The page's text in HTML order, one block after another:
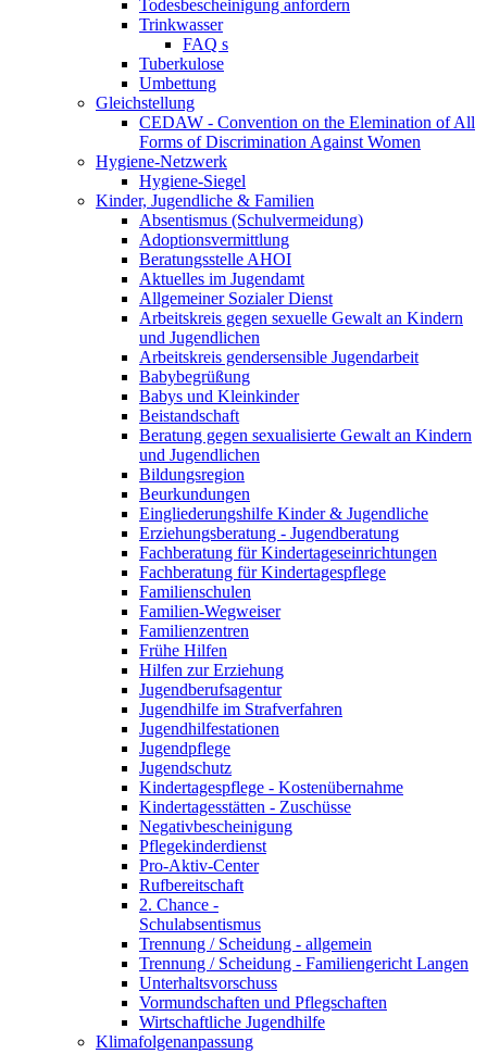
Todesbescheinigung anfordern
Trinkwasser
FAQ s
Tuberkulose
Umbettung
Gleichstellung
CEDAW - Convention on the Elemination of All
Forms of Discrimination Against Women
Hygiene-Netzwerk
Hygiene-Siegel
Kinder, Jugendliche & Familien
Absentismus (Schulvermeidung)
Adoptionsvermittlung
Beratungsstelle AHOI
Aktuelles im Jugendamt
Allgemeiner Sozialer Dienst
Arbeitskreis gegen sexuelle Gewalt an Kindern
und Jugendlichen
Arbeitskreis gendersensible Jugendarbeit
Babybegrüßung
Babys und Kleinkinder
Beistandschaft
Beratung gegen sexualisierte Gewalt an Kindern
und Jugendlichen
Bildungsregion
Beurkundungen
Eingliederungshilfe Kinder & Jugendliche
Erziehungsberatung - Jugendberatung
Fachberatung für Kindertageseinrichtungen
Fachberatung für Kindertagespflege
Familienschulen
Familien-Wegweiser
Familienzentren
Frühe Hilfen
Hilfen zur Erziehung
Jugendberufsagentur
Jugendhilfe im Strafverfahren
Jugendhilfestationen
Jugendpflege
Jugendschutz
Kindertagespflege - Kostenübernahme
Kindertagesstätten - Zuschüsse
Negativbescheinigung
Pflegekinderdienst
Pro-Aktiv-Center
Rufbereitschaft
2. Chance -
Schulabsentismus
Trennung / Scheidung - allgemein
Trennung / Scheidung - Familiengericht Langen
Unterhaltsvorschuss
Vormundschaften und Pflegschaften
Wirtschaftliche Jugendhilfe
Klimafolgenanpassung